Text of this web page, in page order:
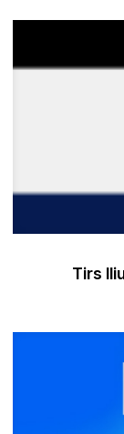
Tirs